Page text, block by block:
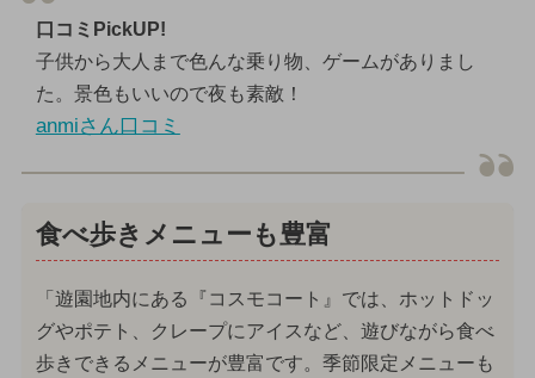
口コミPickUP!
子供から大人まで色んな乗り物、ゲームがありまし
た。景色もいいので夜も素敵！
anmiさん口コミ
食べ歩きメニューも豊富
「遊園地内にある『コスモコート』では、ホットドッ
グやポテト、クレープにアイスなど、遊びながら食べ
歩きできるメニューが豊富です。季節限定メニューも